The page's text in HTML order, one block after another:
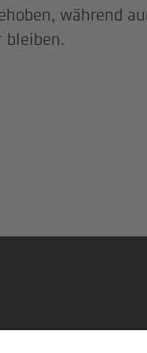
während
bleiben.